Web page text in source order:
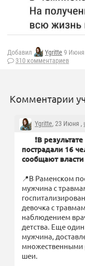
Добавил Ygritte 9 Июня
310 комментариев
Комментарии
Ygritte, 23 Июня ,
❗️В
пострадали 16
сообщают
📍В Раменском
мужчина с
девочка с
наблюдением
детства. Еще
мужчина,
множественными
шеи.